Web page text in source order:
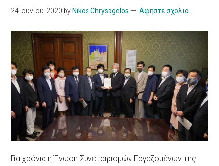
24 Ιουνίου, 2020 by Nikos Chrysogelos Αφηστε σχολιο
Για χρόνια η Ένωση Συνεταιρισμών Εργαζομένων της